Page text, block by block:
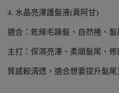
4. 水晶亮澤護髮液(黃阿甘)
適合：乾燥毛躁髮、自然捲、髮
主打：保濕亮澤、柔順髮尾、修
質感較清透，適合想要提升髮